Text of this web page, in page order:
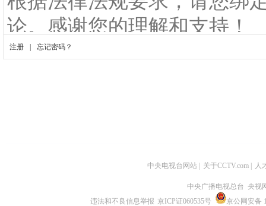
中央电视台网站 关于CCTV.com 人
中央广播电视总台 央视
违法和不良信息举报 京ICP证060535号
京公网安备